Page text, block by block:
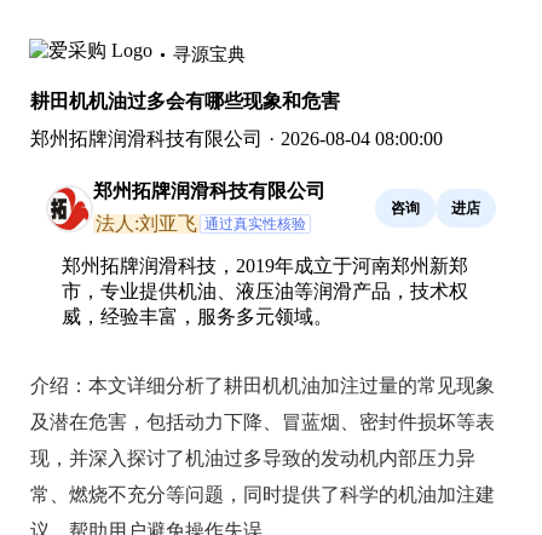
寻源宝典
耕田机机油过多会有哪些现象和危害
郑州拓牌润滑科技有限公司 · 2026-08-04 08:00:00
郑州拓牌润滑科技有限公司
法人:刘亚飞 通过真实性核验
咨询 进店
郑州拓牌润滑科技，2019年成立于河南郑州新郑
市，专业提供机油、液压油等润滑产品，技术权
威，经验丰富，服务多元领域。
介绍： 本文详细分析了耕田机机油加注过量的常见现象
及潜在危害，包括动力下降、冒蓝烟、密封件损坏等表
现，并深入探讨了机油过多导致的发动机内部压力异
常、燃烧不充分等问题，同时提供了科学的机油加注建
议，帮助用户避免操作失误。